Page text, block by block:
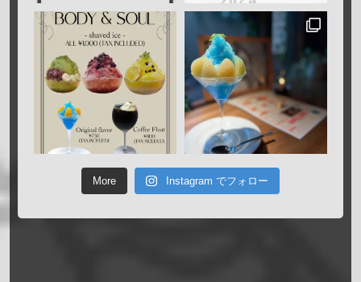
More Instagram でフォロー